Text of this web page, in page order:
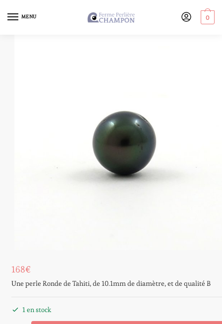
MENU 0
168€
Une perle Ronde de Tahiti, de 10.1mm de diamètre, et de qualité B
1 en stock